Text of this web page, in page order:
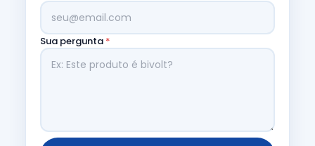
Sua pergunta *